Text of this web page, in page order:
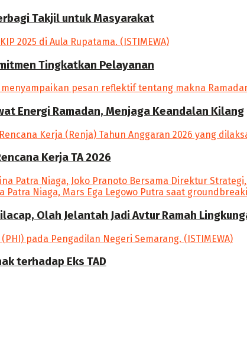
Takjil untuk Masyarakat
Tingkatkan Pelayanan
Energi Ramadan, Menjaga Keandalan Kilang
Kerja TA 2026
Olah Jelantah Jadi Avtur Ramah
terhadap Eks TAD